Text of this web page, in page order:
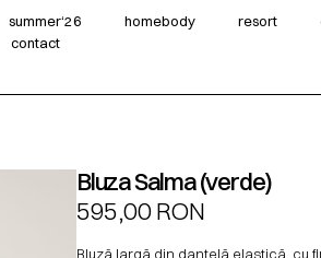
summer‘26 homebody resort
contact
Bluza Salma (verde)
595,00RON
Bluză largă din dantelă elastică, cu